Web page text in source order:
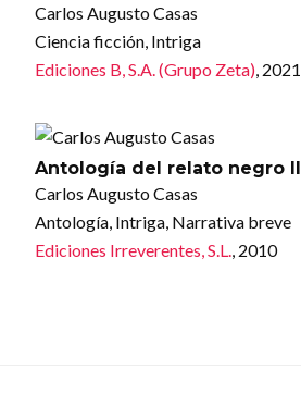
Carlos Augusto Casas
Ciencia ficción, Intriga
Ediciones B, S.A. (Grupo Zeta), 2021
Antología del relato negro II
Carlos Augusto Casas
Antología, Intriga, Narrativa breve
Ediciones Irreverentes, S.L., 2010